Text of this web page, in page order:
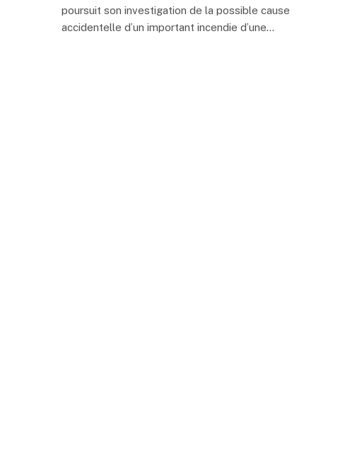
poursuit son investigation de la possible cause
accidentelle d’un important incendie d’une…